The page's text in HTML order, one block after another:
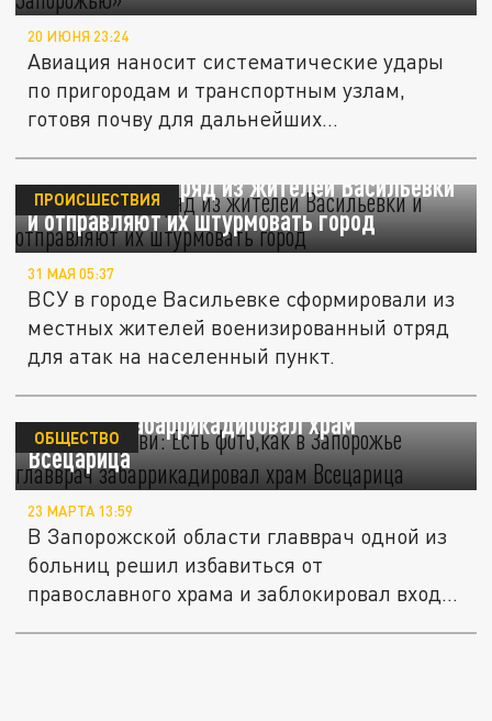
20 ИЮНЯ 23:24
Авиация наносит систематические удары
по пригородам и транспортным узлам,
готовя почву для дальнейших...
ВСУ создали отряд из жителей Васильевки
и отправляют их штурмовать город
ПРОИСШЕСТВИЯ
31 МАЯ 05:37
ВСУ в городе Васильевке сформировали из
местных жителей военизированный отряд
для атак на населенный пункт.
Лишил церкви: Есть фото,как в Запорожье
главврач забаррикадировал храм
Всецарица
ОБЩЕСТВО
23 МАРТА 13:59
В Запорожской области главврач одной из
больниц решил избавиться от
православного храма и заблокировал вход...